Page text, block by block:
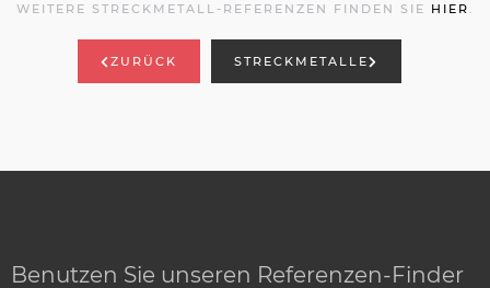
WEITERE STRECKMETALL-REFERENZEN FINDEN SIE HIER .
ZURÜCK STRECKMETALLE
Benutzen Sie unseren Referenzen-Finder